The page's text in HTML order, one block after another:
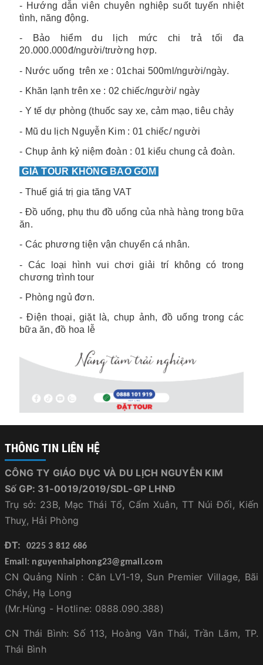
- Hướng dẫn viên chuyên nghiệp suốt tuyến nhiệt
tình, năng động.
- Bảo hiểm du lịch mức chi trả tối đa
20.000.000đ/người/trường hợp.
- Nước uống trên xe : 01chai 500ml/người/ngày.
- Khăn lạnh trên xe : 02 chiếc/người/ ngày
- Y tế dự phòng (thuốc say xe, cảm mạo, tiêu chảy
- Mũ du lịch Nguyễn Kim : 01 chiếc/ người
- Chụp ảnh kỷ niệm đoàn : 01 kiểu chung cả đoàn.
GIÁ TOUR KHÔNG BAO GỒM
- Thuế giá trị gia tăng VAT
- Đồ uống, phụ thu đồ uống của nhà hàng trong bữa
ăn.
- Các phương tiện vận chuyển cá nhân.
- Các loại hình vui chơi giải trí không có trong
chương trình tour
- Phòng ngủ đơn.
- Điện thoại, giặt là, chụp ảnh, đồ uống trong các
bữa ăn, đồ hoa lễ
THÔNG TIN LIÊN HỆ
CÔNG TY GIÁO DỤC VÀ DU LỊCH NGUYỄN KIM
Số GP: 31-0019/2019/SDL-GP LHNĐ
Trụ sở: 23B, Mạc Thái Tổ, Cẩm Xuân, TT Núi Đối, Kiến
Thuỵ, Hải Phòng
ĐT:
0225 3 812 686
Email: nguyenhaiphong23@gmail.com
CN Quảng Ninh : Căn LV1-19, Sun Premier Village, Bãi
Cháy, Hạ Long
(Mr.Hùng - Hotline: 0888.090.388)
CN Thái Bình: Số 113, Hoàng Văn Thái, Trần Lãm, TP.
Thái Bình